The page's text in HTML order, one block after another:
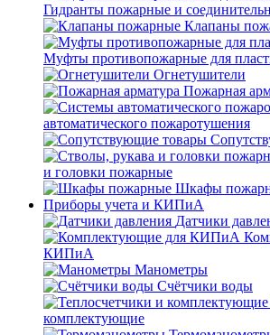
Гидранты пожарные и
Клапаны
Муфты противопожарные для
Огнетушители
Пожарная
автоматического пожаротушения
и головки пожарные
Шкафы
Приборы учета и КИПиА
Датчики
КИПиА
Манометры
Счётчики воды
комплектующие